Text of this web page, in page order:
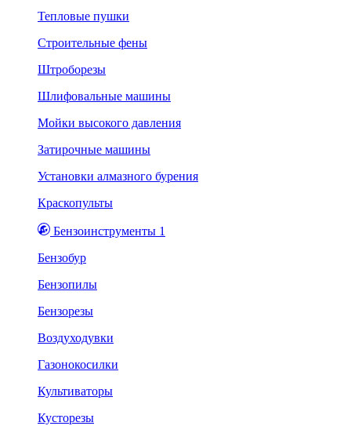
Тепловые пушки
Строительные фены
Штроборезы
Шлифовальные машины
Мойки высокого давления
Затирочные машины
Установки алмазного бурения
Краскопульты
Бензоинструменты 1
Бензобур
Бензопилы
Бензорезы
Воздуходувки
Газонокосилки
Культиваторы
Кусторезы